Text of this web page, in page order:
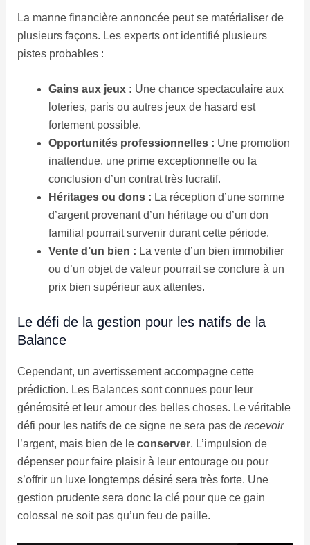
La manne financière annoncée peut se matérialiser de
plusieurs façons. Les experts ont identifié plusieurs
pistes probables :
Gains aux jeux : Une chance spectaculaire aux
loteries, paris ou autres jeux de hasard est
fortement possible.
Opportunités professionnelles : Une promotion
inattendue, une prime exceptionnelle ou la
conclusion d’un contrat très lucratif.
Héritages ou dons : La réception d’une somme
d’argent provenant d’un héritage ou d’un don
familial pourrait survenir durant cette période.
Vente d’un bien : La vente d’un bien immobilier
ou d’un objet de valeur pourrait se conclure à un
prix bien supérieur aux attentes.
Le défi de la gestion pour les natifs de la
Balance
Cependant, un avertissement accompagne cette
prédiction. Les Balances sont connues pour leur
générosité et leur amour des belles choses. Le véritable
défi pour les natifs de ce signe ne sera pas de recevoir
l’argent, mais bien de le conserver. L’impulsion de
dépenser pour faire plaisir à leur entourage ou pour
s’offrir un luxe longtemps désiré sera très forte. Une
gestion prudente sera donc la clé pour que ce gain
colossal ne soit pas qu’un feu de paille.